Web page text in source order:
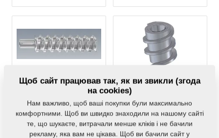
SNEK UNO-DUO
3900010
SNEK PRACOVNI FS350
3900436
Щоб сайт працював так, як ви звикли (згода
на cookies)
Нам важливо, щоб ваші покупки були максимально
комфортними. Щоб ви швидко знаходили на нашому сайті
те, що шукаєте, витрачали менше кліків і не бачили
рекламу, яка вам не цікава. Щоб ви бачили сайт у